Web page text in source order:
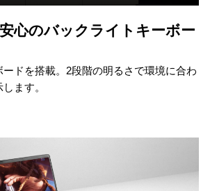
心のバックライトキーボー
ドを搭載。2段階の明るさで環境に合わ
ます。